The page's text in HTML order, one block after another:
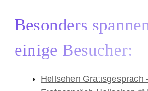
Besonders
einige Besucher:
Hellsehen Gratisgespräch